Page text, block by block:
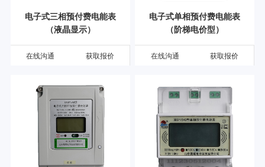
电子式三相预付费电能表
（液晶显示）
在线沟通 获取报价
电子式单相预付费电能表
（阶梯电价型）
在线沟通 获取报价